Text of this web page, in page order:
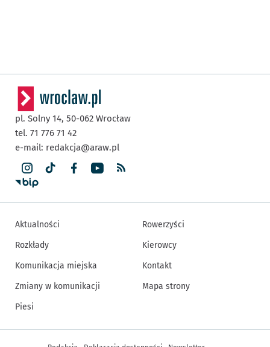
pl. Solny 14, 50-062 Wrocław
tel. 71 776 71 42
e-mail: redakcja@araw.pl
Aktualności
Rozkłady
Komunikacja miejska
Zmiany w komunikacji
Piesi
Rowerzyści
Kierowcy
Kontakt
Mapa strony
Inne informacje